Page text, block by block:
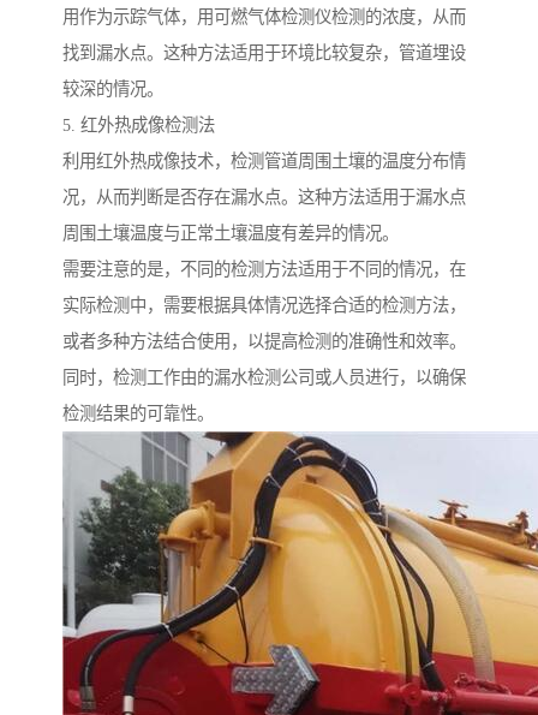
用作为示踪气体，用可燃气体检测仪检测的浓度，从而
找到漏水点。这种方法适用于环境比较复杂，管道埋设
较深的情况。
5. 红外热成像检测法
利用红外热成像技术，检测管道周围土壤的温度分布情
况，从而判断是否存在漏水点。这种方法适用于漏水点
周围土壤温度与正常土壤温度有差异的情况。
需要注意的是，不同的检测方法适用于不同的情况，在
实际检测中，需要根据具体情况选择合适的检测方法，
或者多种方法结合使用，以提高检测的准确性和效率。
同时，检测工作由的漏水检测公司或人员进行，以确保
检测结果的可靠性。